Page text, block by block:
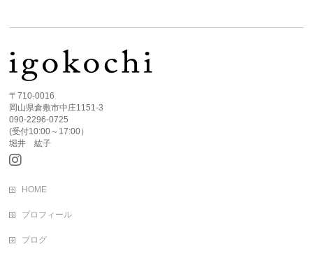
〒710-0016
岡山県倉敷市中庄1151-3
090-2296-0725
(受付10:00～17:00）
堀井 紘子
HOME
プロフィール
ブログ